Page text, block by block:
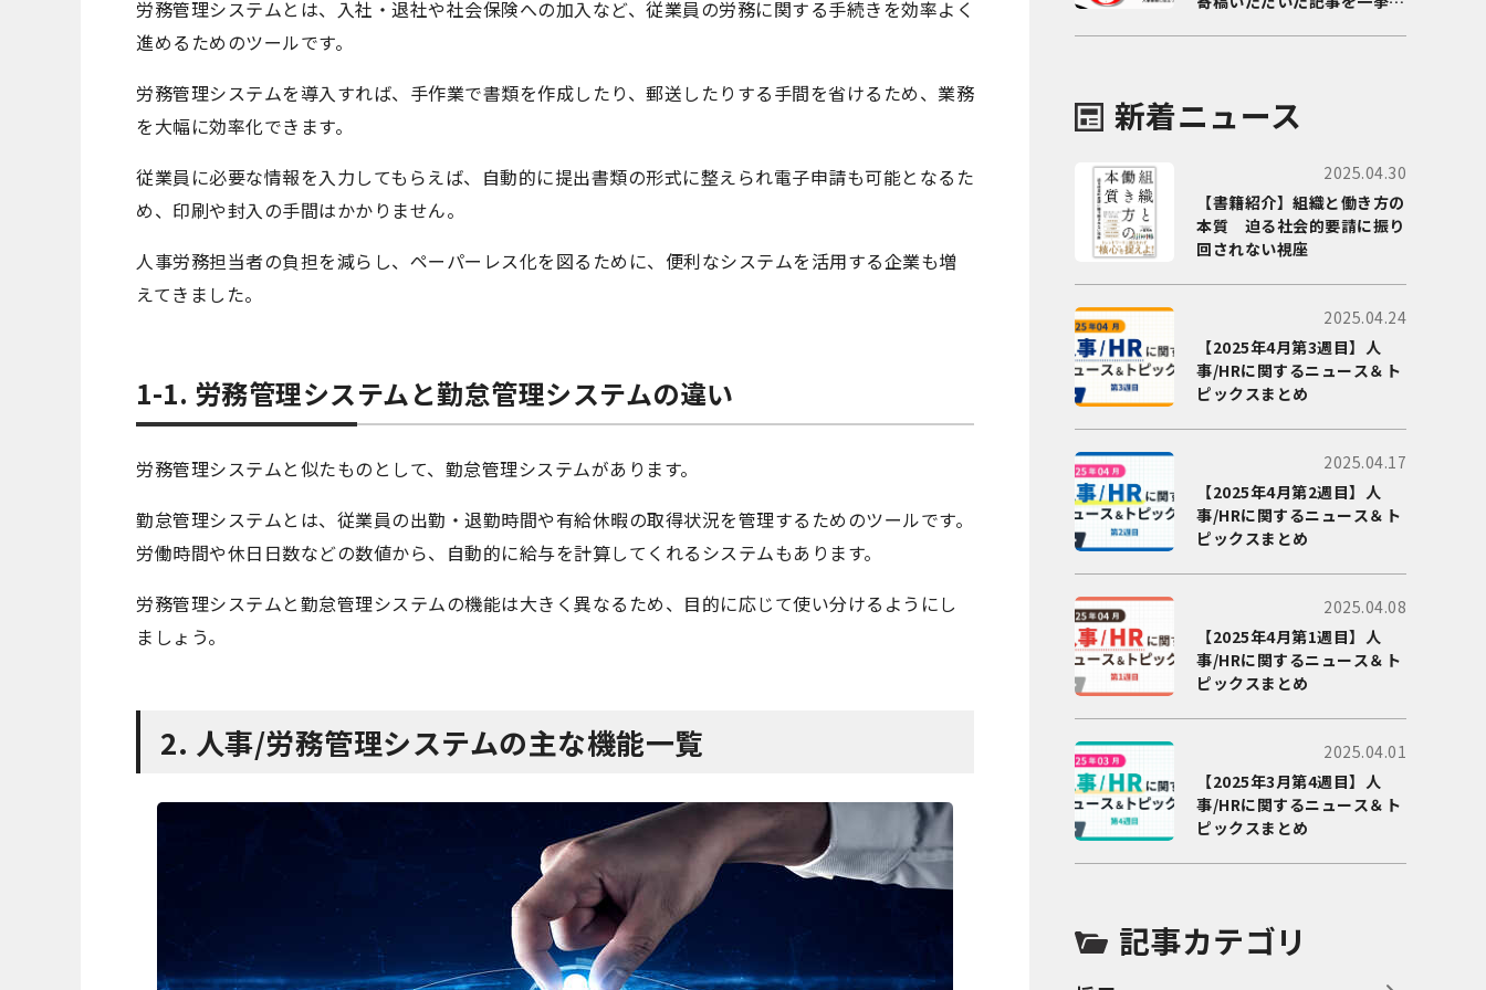
労務管理システムとは、入社・退社や社会保険への加入など、従業員の労務に関する手続きを効率よく
進めるためのツールです。
労務管理システムを導入すれば、手作業で書類を作成したり、郵送したりする手間を省けるため、業務
を大幅に効率化できます。
従業員に必要な情報を入力してもらえば、自動的に提出書類の形式に整えられ電子申請も可能となるた
め、印刷や封入の手間はかかりません。
人事労務担当者の負担を減らし、ペーパーレス化を図るために、便利なシステムを活用する企業も増
えてきました。
1-1. 労務管理システムと勤怠管理システムの違い
労務管理システムと似たものとして、勤怠管理システムがあります。
勤怠管理システムとは、従業員の出勤・退勤時間や有給休暇の取得状況を管理するためのツールです。
労働時間や休日日数などの数値から、自動的に給与を計算してくれるシステムもあります。
労務管理システムと勤怠管理システムの機能は大きく異なるため、目的に応じて使い分けるようにし
ましょう。
2. 人事/労務管理システムの主な機能一覧
新着ニュース
2025.04.30
【書籍紹介】組織と働き方の
本質 迫る社会的要請に振り
回されない視座
2025.04.24
【2025年4月第3週目】人
事/HRに関するニュース＆ト
ピックスまとめ
2025.04.17
【2025年4月第2週目】人
事/HRに関するニュース＆ト
ピックスまとめ
2025.04.08
【2025年4月第1週目】人
事/HRに関するニュース＆ト
ピックスまとめ
2025.04.01
【2025年3月第4週目】人
事/HRに関するニュース＆ト
ピックスまとめ
記事カテゴリ